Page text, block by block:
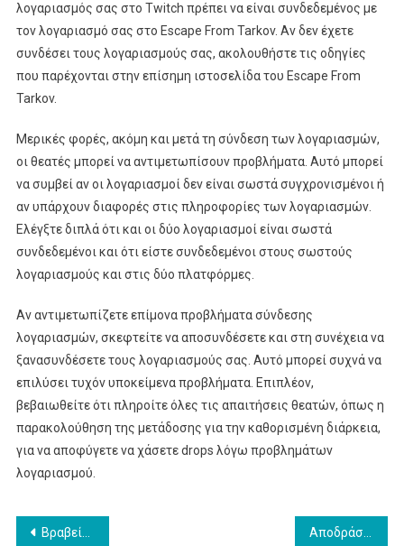
λογαριασμός σας στο Twitch πρέπει να είναι συνδεδεμένος με
τον λογαριασμό σας στο Escape From Tarkov. Αν δεν έχετε
συνδέσει τους λογαριασμούς σας, ακολουθήστε τις οδηγίες
που παρέχονται στην επίσημη ιστοσελίδα του Escape From
Tarkov.
Μερικές φορές, ακόμη και μετά τη σύνδεση των λογαριασμών,
οι θεατές μπορεί να αντιμετωπίσουν προβλήματα. Αυτό μπορεί
να συμβεί αν οι λογαριασμοί δεν είναι σωστά συγχρονισμένοι ή
αν υπάρχουν διαφορές στις πληροφορίες των λογαριασμών.
Ελέγξτε διπλά ότι και οι δύο λογαριασμοί είναι σωστά
συνδεδεμένοι και ότι είστε συνδεδεμένοι στους σωστούς
λογαριασμούς και στις δύο πλατφόρμες.
Αν αντιμετωπίζετε επίμονα προβλήματα σύνδεσης
λογαριασμών, σκεφτείτε να αποσυνδέσετε και στη συνέχεια να
ξανασυνδέσετε τους λογαριασμούς σας. Αυτό μπορεί συχνά να
επιλύσει τυχόν υποκείμενα προβλήματα. Επιπλέον,
βεβαιωθείτε ότι πληροίτε όλες τις απαιτήσεις θεατών, όπως η
παρακολούθηση της μετάδοσης για την καθορισμένη διάρκεια,
για να αποφύγετε να χάσετε drops λόγω προβλημάτων
λογαριασμού.
Post
Βραβεία Εκδήλωσης Wipe του Escape From Tarkov: Απαιτήσεις επιλεξιμότητας, Διαδικασίες διεκδίκησης, Βήματα επαλήθευσης Αποδράστε από το Tarkov Twitch Drops: Κοινοτικά γεγονότα, Συνεργασίες, Ειδικές προσφορές